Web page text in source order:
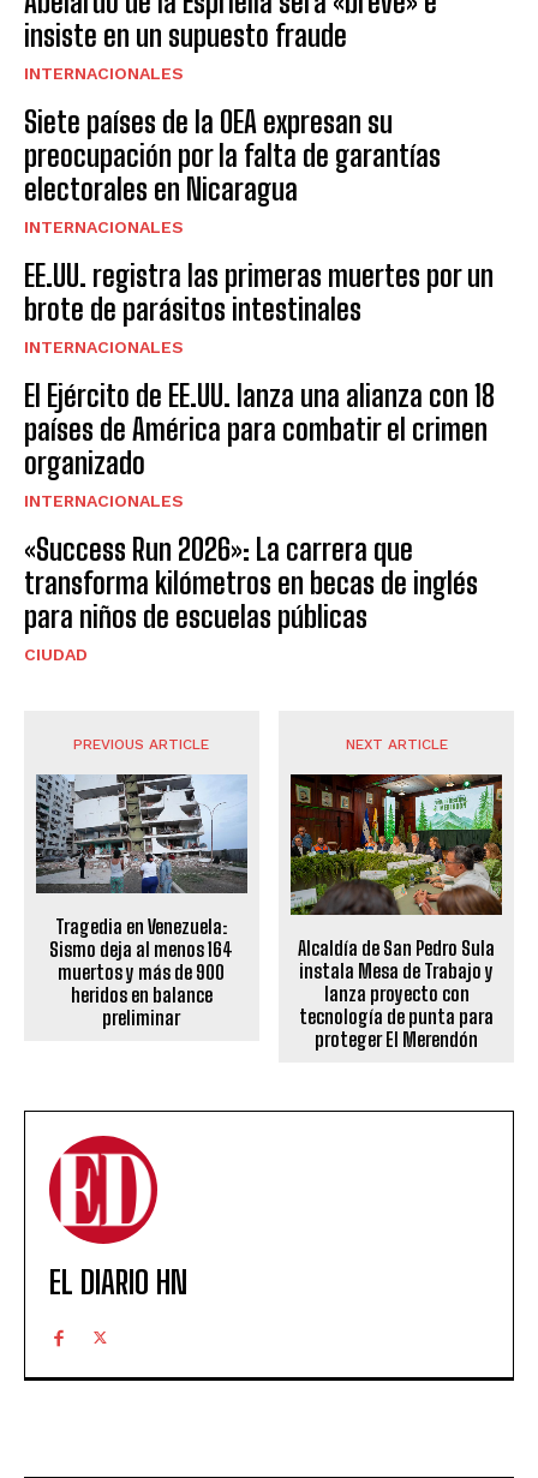
insiste en un supuesto fraude
INTERNACIONALES
Siete países de la OEA expresan su
preocupación por la falta de garantías
electorales en Nicaragua
INTERNACIONALES
EE.UU. registra las primeras muertes por un
brote de parásitos intestinales
INTERNACIONALES
El Ejército de EE.UU. lanza una alianza con 18
países de América para combatir el crimen
organizado
INTERNACIONALES
«Success Run 2026»: La carrera que
transforma kilómetros en becas de inglés
para niños de escuelas públicas
CIUDAD
PREVIOUS ARTICLE
Tragedia en Venezuela:
Sismo deja al menos 164
muertos y más de 900
heridos en balance
preliminar
NEXT ARTICLE
Alcaldía de San Pedro Sula
instala Mesa de Trabajo y
lanza proyecto con
tecnología de punta para
proteger El Merendón
EL DIARIO HN